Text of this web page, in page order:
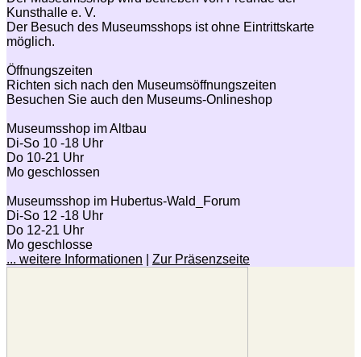
Kunsthalle e. V.
Der Besuch des Museumsshops ist ohne Eintrittskarte
möglich.
Öffnungszeiten
Richten sich nach den Museumsöffnungszeiten
Besuchen Sie auch den Museums-Onlineshop
Museumsshop im Altbau
Di-So 10 -18 Uhr
Do 10-21 Uhr
Mo geschlossen
Museumsshop im Hubertus-Wald_Forum
Di-So 12 -18 Uhr
Do 12-21 Uhr
Mo geschlosse
... weitere Informationen
Zur Präsenzseite